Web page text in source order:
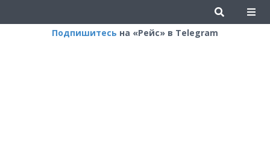
Подпишитесь на «Рейс» в Telegram